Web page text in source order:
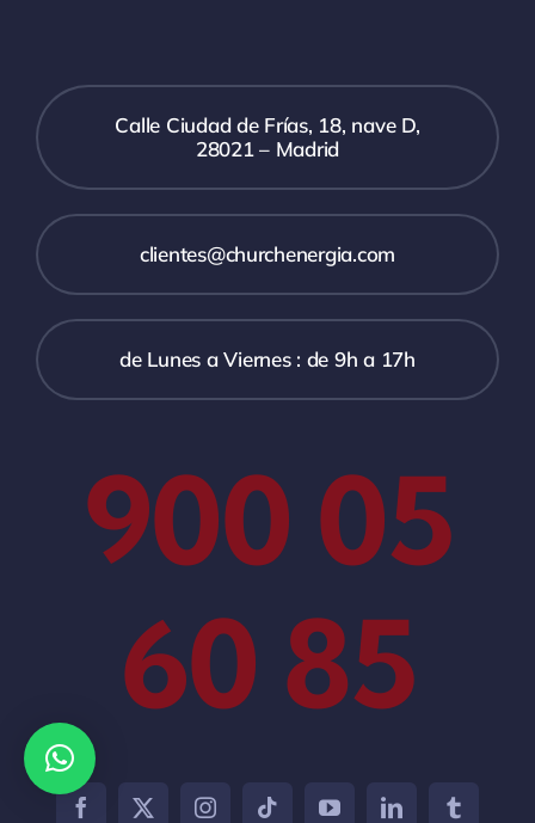
Calle Ciudad de Frías, 18, nave D,
28021 – Madrid
clientes@churchenergia.com
de Lunes a Viernes : de 9h a 17h
900 05
60 85